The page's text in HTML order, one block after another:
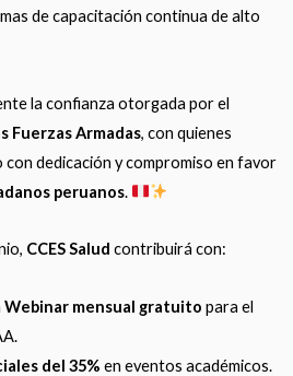
de capacitación continua de alto
la confianza otorgada por el
Fuerzas Armadas, con quienes
dedicación y compromiso en favor
peruanos.
CCES Salud contribuirá con:
Webinar mensual gratuito para el
del 35% en eventos académicos.